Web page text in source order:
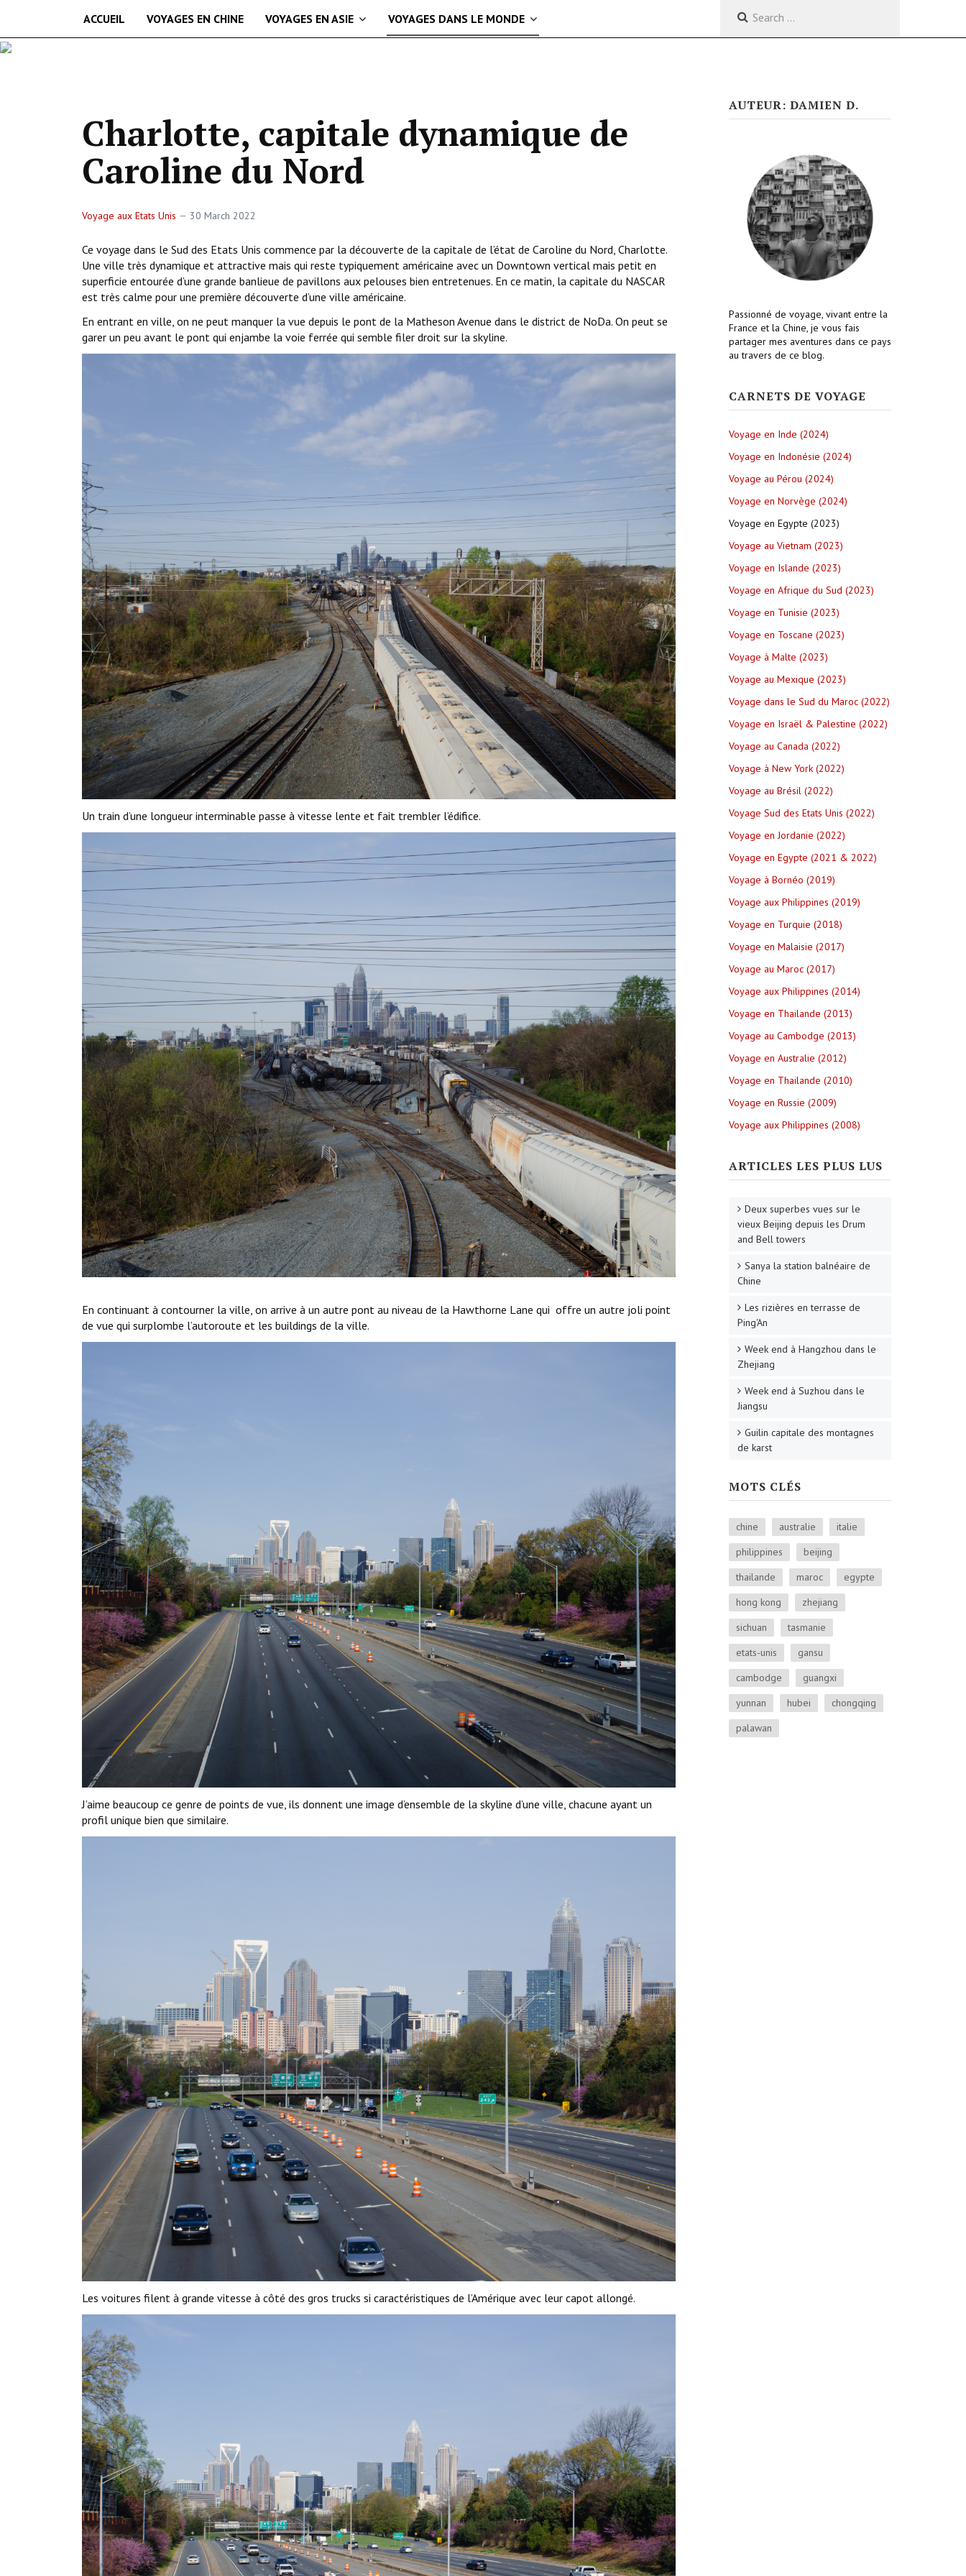
ACCUEIL VOYAGES EN CHINE VOYAGES EN ASIE VOYAGES DANS LE MONDE
Charlotte, capitale dynamique de
Caroline du Nord
Voyage aux Etats Unis 30 March 2022
Ce voyage dans le Sud des Etats Unis commence par la découverte de la capitale de l’état de Caroline du Nord, Charlotte.
Une ville très dynamique et attractive mais qui reste typiquement américaine avec un Downtown vertical mais petit en
superficie entourée d’une grande banlieue de pavillons aux pelouses bien entretenues. En ce matin, la capitale du NASCAR
est très calme pour une première découverte d’une ville américaine.
En entrant en ville, on ne peut manquer la vue depuis le pont de la Matheson Avenue dans le district de NoDa. On peut se
garer un peu avant le pont qui enjambe la voie ferrée qui semble filer droit sur la skyline.
Un train d’une longueur interminable passe à vitesse lente et fait trembler l’édifice.
En continuant à contourner la ville, on arrive à un autre pont au niveau de la Hawthorne Lane qui offre un autre joli point
de vue qui surplombe l’autoroute et les buildings de la ville.
J’aime beaucoup ce genre de points de vue, ils donnent une image d’ensemble de la skyline d’une ville, chacune ayant un
profil unique bien que similaire.
Les voitures filent à grande vitesse à côté des gros trucks si caractéristiques de l’Amérique avec leur capot allongé.
AUTEUR: DAMIEN D.
Passionné de voyage, vivant entre la
France et la Chine, je vous fais
partager mes aventures dans ce pays
au travers de ce blog.
CARNETS DE VOYAGE
Voyage en Inde (2024)
Voyage en Indonésie (2024)
Voyage au Pérou (2024)
Voyage en Norvège (2024)
Voyage en Egypte (2023)
Voyage au Vietnam (2023)
Voyage en Islande (2023)
Voyage en Afrique du Sud (2023)
Voyage en Tunisie (2023)
Voyage en Toscane (2023)
Voyage à Malte (2023)
Voyage au Mexique (2023)
Voyage dans le Sud du Maroc (2022)
Voyage en Israël & Palestine (2022)
Voyage au Canada (2022)
Voyage à New York (2022)
Voyage au Brésil (2022)
Voyage Sud des Etats Unis (2022)
Voyage en Jordanie (2022)
Voyage en Egypte (2021 & 2022)
Voyage à Bornéo (2019)
Voyage aux Philippines (2019)
Voyage en Turquie (2018)
Voyage en Malaisie (2017)
Voyage au Maroc (2017)
Voyage aux Philippines (2014)
Voyage en Thailande (2013)
Voyage au Cambodge (2013)
Voyage en Australie (2012)
Voyage en Thailande (2010)
Voyage en Russie (2009)
Voyage aux Philippines (2008)
ARTICLES LES PLUS LUS
Deux superbes vues sur le
vieux Beijing depuis les Drum
and Bell towers
Sanya la station balnéaire de
Chine
Les rizières en terrasse de
Ping'An
Week end à Hangzhou dans le
Zhejiang
Week end à Suzhou dans le
Jiangsu
Guilin capitale des montagnes
de karst
MOTS CLÉS
chine australie
italie
philippines
beijing
thailande
maroc
egypte
hong kong
zhejiang
sichuan
tasmanie
etats-unis
gansu
cambodge
guangxi
yunnan
hubei
chongqing
palawan